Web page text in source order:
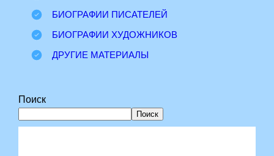
БИОГРАФИИ ПИСАТЕЛЕЙ
БИОГРАФИИ ХУДОЖНИКОВ
ДРУГИЕ МАТЕРИАЛЫ
Поиск
Поиск